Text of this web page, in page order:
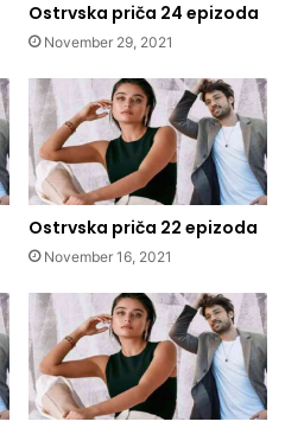
Ostrvska priča 24 epizoda
November 29, 2021
Ostrvska priča 22 epizoda
November 16, 2021